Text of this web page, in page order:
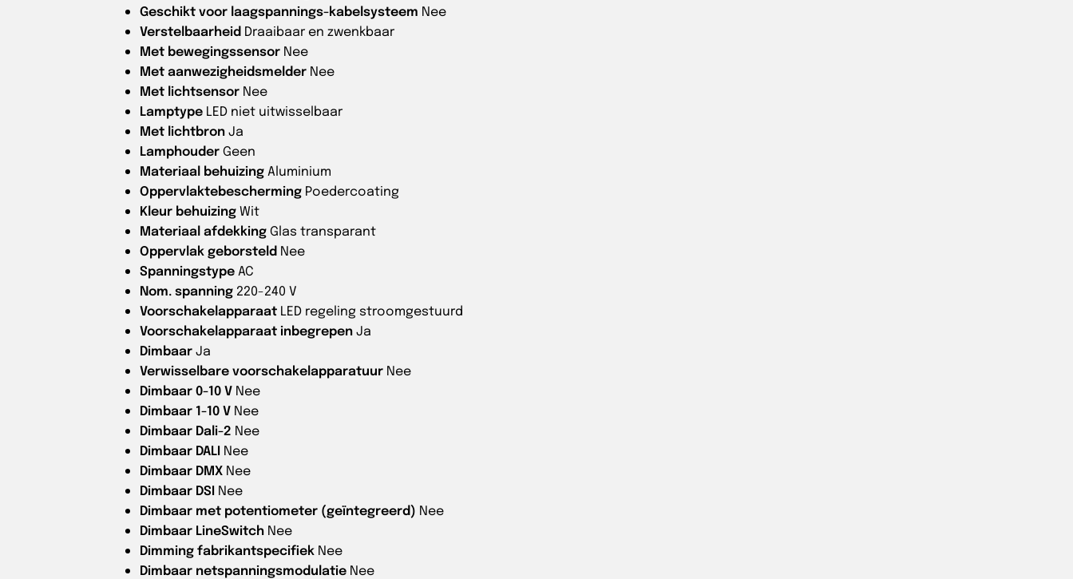
Geschikt voor laagspannings-kabelsysteem Nee
Verstelbaarheid Draaibaar en zwenkbaar
Met bewegingssensor Nee
Met aanwezigheidsmelder Nee
Met lichtsensor Nee
Lamptype LED niet uitwisselbaar
Met lichtbronJa
LamphouderGeen
Materiaal behuizing Aluminium
Oppervlaktebescherming Poedercoating
Kleur behuizingWit
Materiaal afdekkingGlas transparant
Oppervlak geborsteld Nee
Spanningstype AC
Nom. spanning 220-240 V
Voorschakelapparaat LED regeling stroomgestuurd
Voorschakelapparaat inbegrepenJa
DimbaarJa
Verwisselbare voorschakelapparatuur Nee
Dimbaar 0-10 V Nee
Dimbaar 1-10 V Nee
Dimbaar Dali-2 Nee
Dimbaar DALI Nee
Dimbaar DMX Nee
Dimbaar DSI Nee
Dimbaar met potentiometer (geïntegreerd) Nee
Dimbaar LineSwitch Nee
Dimming fabrikantspecifiek Nee
Dimbaar netspanningsmodulatie Nee